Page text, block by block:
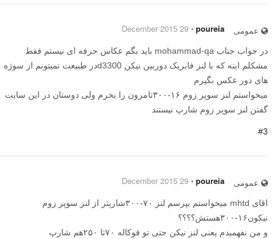
عمومی poureia
⋅
29 December 2015
در جواب جناب mohammad-qa باید بگم عکاس حرفه ای نیستم فقط
مشکلم اینه که با لنز فابریک دوربین نیکن d3300در طبیعت نمیتونم از سوژه
های دور عکس بگیرم
میخواستم لنز سوپر زوم ۱۶-۳۰۰تامرون را بخرم ولی دوستان در این سایت
گفتن لنز سوپر زوم شارپ نیستند
#3
عمومی poureia
⋅
29 December 2015
اقای mhtd میخواستم بپرسم لنز ۷۰-۳۰۰شارپتر از لنز سوپر زوم
نیکون۱۶-۳۰۰هستش؟؟؟؟
و من نفهمیدم یعنی لنز نیکن حتی تو فوکاله ۷۰تا ۲۵۰هم شارپ